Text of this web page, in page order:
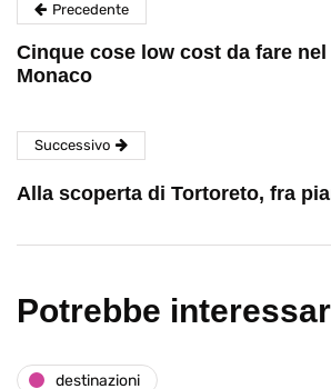
Precedente
Cinque cose low cost da fare
Monaco
Successivo
Alla scoperta di Tortoreto, fra
Potrebbe
destinazioni